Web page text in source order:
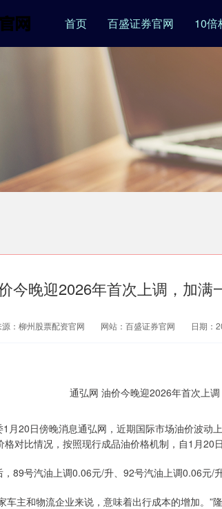
首页 百盛证券官网 10倍
今晚迎2026年首次上调，加满
源：柳州股票配资官网 网站：百盛证券官网 日期：
月20日傍晚消息通弘网，近期国际市场油价波动
格对比情况，按照现行成品油价格机制，自1月20
89号汽油上调0.06元/升、92号汽油上调0.06元/
车主和物流企业来说，意味着出行成本的增加。